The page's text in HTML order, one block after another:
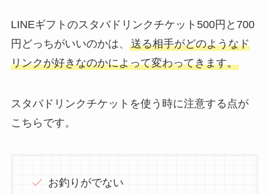
LINEギフトのスタバドリンクチケット500円と700
円どっちがいいのかは、 送る相手がどのようなド
リンクが好きなのかによって変わってきます。
スタバドリンクチケットを使う時に注意する点が
こちらです。
お釣りがでない